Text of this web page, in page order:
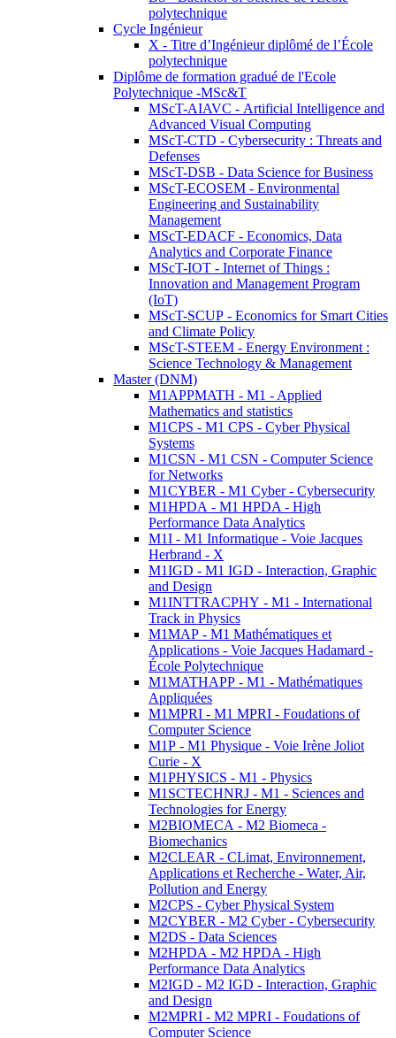
polytechnique
Cycle Ingénieur
X - Titre d’Ingénieur diplômé de l’École
polytechnique
Diplôme de formation gradué de l'Ecole
Polytechnique -MSc&T
MScT-AIAVC - Artificial Intelligence and
Advanced Visual Computing
MScT-CTD - Cybersecurity : Threats and
Defenses
MScT-DSB - Data Science for Business
MScT-ECOSEM - Environmental
Engineering and Sustainability
Management
MScT-EDACF - Economics, Data
Analytics and Corporate Finance
MScT-IOT - Internet of Things :
Innovation and Management Program
(IoT)
MScT-SCUP - Economics for Smart Cities
and Climate Policy
MScT-STEEM - Energy Environment :
Science Technology & Management
Master (DNM)
M1APPMATH - M1 - Applied
Mathematics and statistics
M1CPS - M1 CPS - Cyber Physical
Systems
M1CSN - M1 CSN - Computer Science
for Networks
M1CYBER - M1 Cyber - Cybersecurity
M1HPDA - M1 HPDA - High
Performance Data Analytics
M1I - M1 Informatique - Voie Jacques
Herbrand - X
M1IGD - M1 IGD - Interaction, Graphic
and Design
M1INTTRACPHY - M1 - International
Track in Physics
M1MAP - M1 Mathématiques et
Applications - Voie Jacques Hadamard -
École Polytechnique
M1MATHAPP - M1 - Mathématiques
Appliquées
M1MPRI - M1 MPRI - Foudations of
Computer Science
M1P - M1 Physique - Voie Irène Joliot
Curie - X
M1PHYSICS - M1 - Physics
M1SCTECHNRJ - M1 - Sciences and
Technologies for Energy
M2BIOMECA - M2 Biomeca -
Biomechanics
M2CLEAR - CLimat, Environnement,
Applications et Recherche - Water, Air,
Pollution and Energy
M2CPS - Cyber Physical System
M2CYBER - M2 Cyber - Cybersecurity
M2DS - Data Sciences
M2HPDA - M2 HPDA - High
Performance Data Analytics
M2IGD - M2 IGD - Interaction, Graphic
and Design
M2MPRI - M2 MPRI - Foudations of
Computer Science